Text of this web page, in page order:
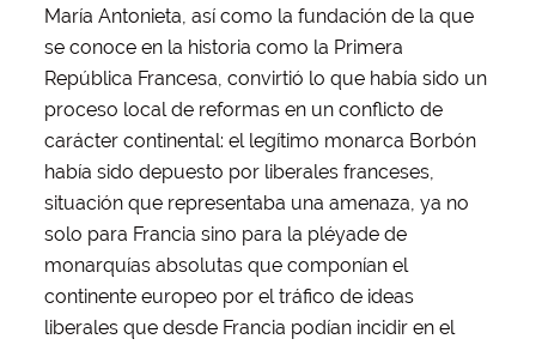
María Antonieta, así como la fundación de la que
se conoce en la historia como la Primera
República Francesa, convirtió lo que había sido un
proceso local de reformas en un conflicto de
carácter continental: el legítimo monarca Borbón
había sido depuesto por liberales franceses,
situación que representaba una amenaza, ya no
solo para Francia sino para la pléyade de
monarquías absolutas que componían el
continente europeo por el tráfico de ideas
liberales que desde Francia podían incidir en el